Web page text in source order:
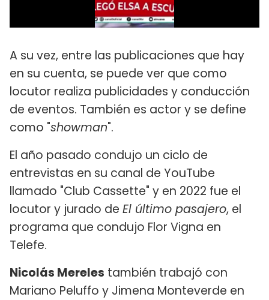
A su vez, entre las publicaciones que hay
en su cuenta, se puede ver que como
locutor realiza publicidades y conducción
de eventos. También es actor y se define
como "showman".
El año pasado condujo un ciclo de
entrevistas en su canal de YouTube
llamado "Club Cassette" y en 2022 fue el
locutor y jurado de El último pasajero, el
programa que condujo Flor Vigna en
Telefe.
Nicolás Mereles también trabajó con
Mariano Peluffo y Jimena Monteverde en